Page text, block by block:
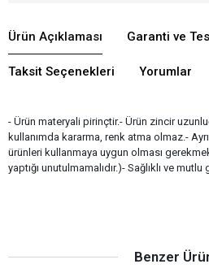
Ürün Açıklaması Garanti ve
Taksit Seçenekleri Yorumlar
- Ürün materyali pirinçtir.- Ürün zincir
kullanımda kararma, renk atma olmaz.-
ürünleri kullanmaya uygun olması
yaptığı unutulmamalıdır.)- Sağlıklı ve
Benzer